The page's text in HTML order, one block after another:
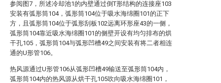
参阅图7，所述冷却池1的内壁通过倒T形结构的连接座103
安装有弧形筒104，弧形筒104位于吸水海绵圈101的正下
方，且弧形筒104位于弧形刮板102远离环形座43的一侧，
弧形筒104靠近吸水海绵圈101的侧壁开设有均匀排布的烘
干孔105，弧形筒104与弧形凹槽49之间安装有将二者相连
通的U形管106。
热风源通过U形管106从弧形凹槽49输送至弧形筒104内，
弧形筒104内的热风源从烘干孔105吹向吸水海绵圈101，